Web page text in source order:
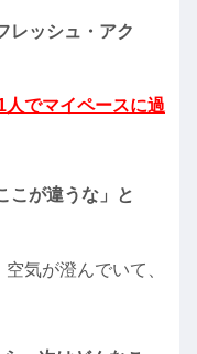
レッシュ・アク
人でマイペースに過
こが違うな」と
気が澄んでいて、